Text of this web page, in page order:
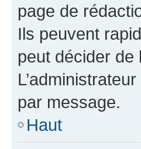
page de
Ils peuvent
peut décider de
par message.
Haut